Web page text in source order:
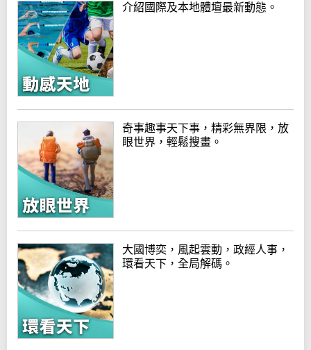
介紹國際及本地體壇最新動態。
奇事趣事天下事，精彩無界限，放
眼世界，輕鬆搜畫。
大國博奕，風起雲動，政經人事，
環看天下，全局解碼。